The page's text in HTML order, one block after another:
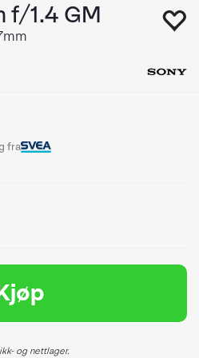
f/1.4 GM
fra
og nettlager.